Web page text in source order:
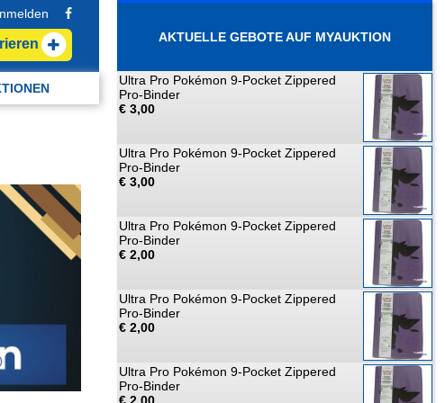
AKTUELLE GEBOTE AUF MYAUKTION
Ultra Pro Pokémon 9-Pocket Zippered
Pro-Binder
€ 3,00
Ultra Pro Pokémon 9-Pocket Zippered
Pro-Binder
€ 3,00
Ultra Pro Pokémon 9-Pocket Zippered
Pro-Binder
€ 2,00
Ultra Pro Pokémon 9-Pocket Zippered
Pro-Binder
€ 2,00
Ultra Pro Pokémon 9-Pocket Zippered
Pro-Binder